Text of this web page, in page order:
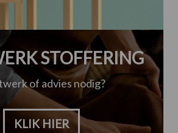
STOFFERING
of advies nodig?
KLIK HIER